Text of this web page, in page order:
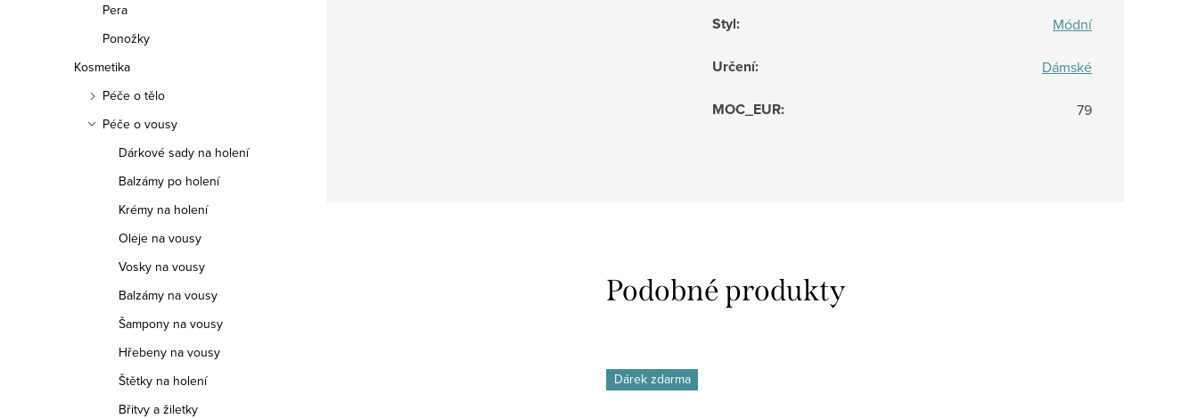
Pera
Ponožky
Kosmetika
Péče o tělo
Péče o vousy
Dárkové sady na holení
Balzámy po holení
Krémy na holení
Oleje na vousy
Vosky na vousy
Balzámy na vousy
Šampony na vousy
Hřebeny na vousy
Štětky na holení
Břitvy a žiletky
Styl: Módní
Určení: Dámské
MOC_EUR: 79
Dárek zdarma